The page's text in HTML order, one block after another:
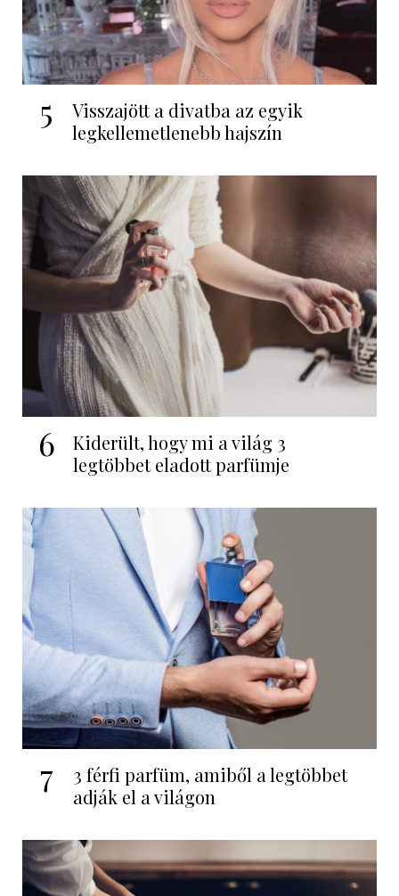
5
Visszajött a divatba az egyik
legkellemetlenebb hajszín
6
Kiderült, hogy mi a világ 3
legtöbbet eladott parfümje
7
3 férfi parfüm, amiből a legtöbbet
adják el a világon